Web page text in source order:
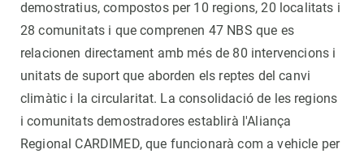
demostratius, compostos per 10 regions, 20 localitats i
28 comunitats i que comprenen 47 NBS que es
relacionen directament amb més de 80 intervencions i
unitats de suport que aborden els reptes del canvi
climàtic i la circularitat. La consolidació de les regions
i comunitats demostradores establirà l'Aliança
Regional CARDIMED, que funcionarà com a vehicle per